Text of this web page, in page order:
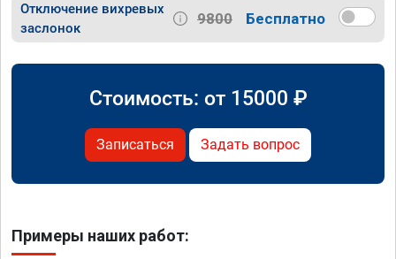
Отключение вихревых
заслонок
9800 Бесплатно
Стоимость: от 15000 ₽
Записаться Задать вопрос
Примеры наших работ: